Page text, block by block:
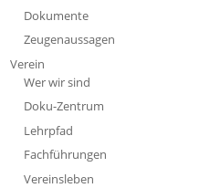
Dokumente
Zeugenaussagen
Verein
Wer wir sind
Doku-Zentrum
Lehrpfad
Fachführungen
Vereinsleben